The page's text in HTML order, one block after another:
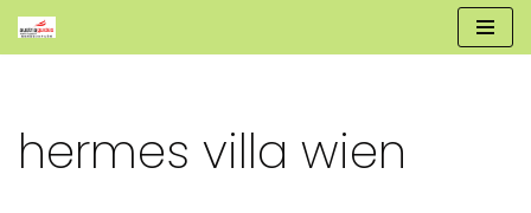
文
hermes villa wien